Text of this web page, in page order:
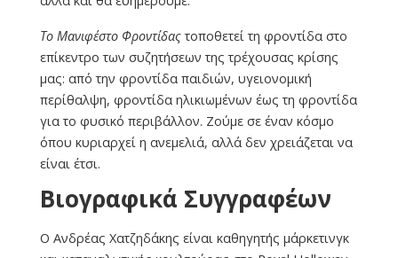
Το Μανιφέστο Φροντίδαςτοποθετεί τη φροντίδα στο
επίκεντρο των συζητήσεων της τρέχουσας κρίσης
μας: από την φροντίδα παιδιών, υγειονομική
περίθαλψη, φροντίδα ηλικιωμένων έως τη φροντίδα
για το φυσικό περιβάλλον. Ζούμε σε έναν κόσμο
όπου κυριαρχεί η ανεμελιά, αλλά δεν χρειάζεται να
είναι έτσι.
Βιογραφικά Συγγραφέων
Ο Ανδρέας Χατζηδάκης είναι καθηγητής μάρκετινγκ